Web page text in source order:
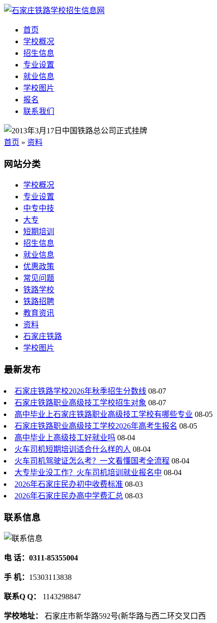
首页
学校概况
招生信息
专业设置
就业信息
学校图片
报名
联系我们
首页 » 资料
网站分类
学校概况
专业设置
中专中技
大专
短期培训
招生信息
就业信息
优惠政策
常见问题
铁路学校
铁路招聘
教育资讯
资料
石家庄铁路
学校图片
最新发布
石家庄铁路学校2026年秋季招生分数线 08-07
石家庄铁路职业高级技工学校招生对象 08-07
高中毕业上石家庄铁路职业高级技工学校有哪些专业 08-05
石家庄铁路职业高级技工学校2026年高考生报名 08-05
高中毕业上高级技工好就业吗 08-04
火车司机短期培训适合什么样的人 08-04
火车司机驾驶证怎么考？一文看懂国考全流程 08-04
大专毕业没工作？火车司机培训就业报名中 08-04
2026年石家庄民办初中收费标准 08-03
2026年石家庄民办高中学费汇总 08-03
联系信息
电 话：0311-85355004
手 机： 15303113838
联系Q Q： 1143298847
学校地址： 石家庄市新华路592号(新华路与西二环交叉口西